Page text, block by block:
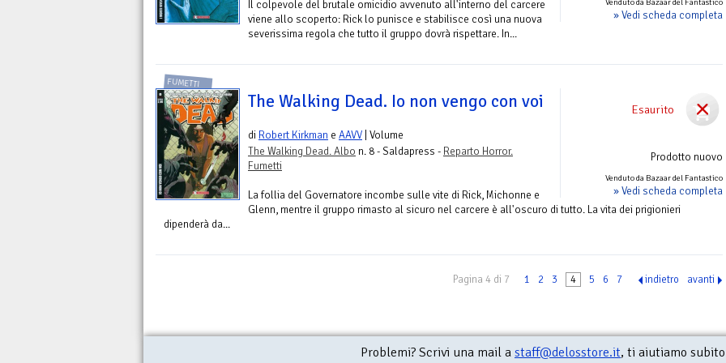
Venduto da Bazaar del Fantastico
» Vedi scheda completa
Il colpevole del brutale omicidio avvenuto all'interno del carcere
viene allo scoperto: Rick lo punisce e stabilisce così una nuova
severissima regola che tutto il gruppo dovrà rispettare. In...
Esaurito
Prodotto nuovo
Venduto da Bazaar del Fantastico
» Vedi scheda completa
FUMETTI
The Walking Dead. Io non vengo con voi
di Robert Kirkman e AAVV | Volume
The Walking Dead. Albo n. 8 - Saldapress - Reparto Horror.
Fumetti
La follia del Governatore incombe sulle vite di Rick, Michonne e
Glenn, mentre il gruppo rimasto al sicuro nel carcere è all'oscuro di tutto. La vita dei prigionieri
dipenderà da...
Pagina 4 di 7 1 2 3 4 5 6 7 indietro avanti
Problemi? Scrivi una mail a staff@delosstore.it, ti aiutiamo